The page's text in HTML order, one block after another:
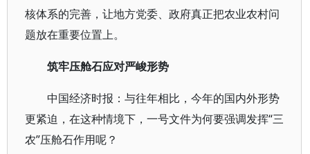
核体系的完善，让地方党委、政府真正把农业农村问
题放在重要位置上。
筑牢压舱石应对严峻形势
中国经济时报：与往年相比，今年的国内外形势
更紧迫，在这种情境下，一号文件为何要强调发挥“三
农”压舱石作用呢？